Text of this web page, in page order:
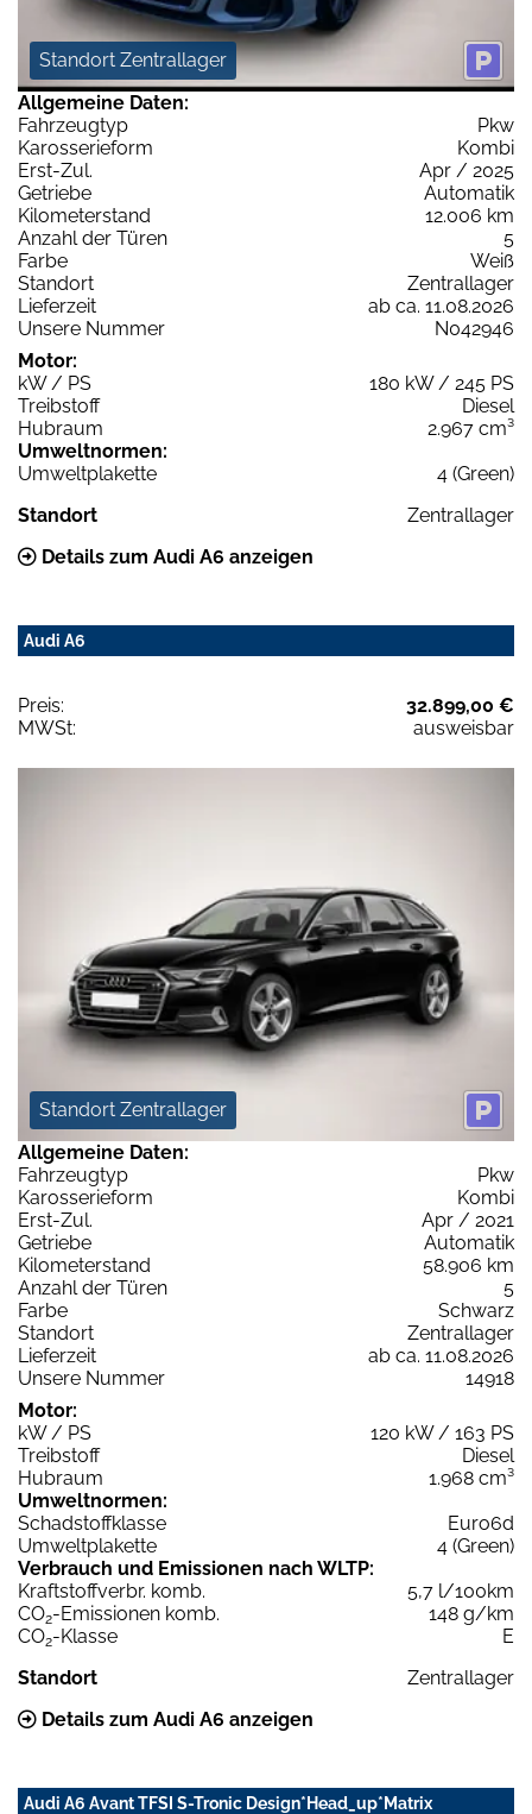
Standort Zentrallager
Allgemeine Daten:
Fahrzeugtyp
Pkw
Karosserieform
Kombi
Erst-Zul.
Apr / 2025
Getriebe
Automatik
Kilometerstand
12.006 km
Anzahl der Türen
5
Farbe
Weiß
Standort
Zentrallager
Lieferzeit
ab ca. 11.08.2026
Unsere Nummer
N042946
Motor:
kW / PS
180 kW / 245 PS
Treibstoff
Diesel
Hubraum
2.967 cm³
Umweltnormen:
Umweltplakette
4 (Green)
Standort
Zentrallager
Details zum Audi A6 anzeigen
Audi A6
Preis:
32.899,00 €
MWSt:
ausweisbar
Standort Zentrallager
Allgemeine Daten:
Fahrzeugtyp
Pkw
Karosserieform
Kombi
Erst-Zul.
Apr / 2021
Getriebe
Automatik
Kilometerstand
58.906 km
Anzahl der Türen
5
Farbe
Schwarz
Standort
Zentrallager
Lieferzeit
ab ca. 11.08.2026
Unsere Nummer
14918
Motor:
kW / PS
120 kW / 163 PS
Treibstoff
Diesel
Hubraum
1.968 cm³
Umweltnormen:
Schadstoffklasse
Euro6d
Umweltplakette
4 (Green)
Verbrauch und Emissionen nach WLTP:
Kraftstoffverbr. komb.
5,7 l/100km
CO2-Emissionen komb.
148 g/km
CO2-Klasse
E
Standort
Zentrallager
Details zum Audi A6 anzeigen
Audi A6 Avant TFSI S-Tronic Design*Head_up*Matrix